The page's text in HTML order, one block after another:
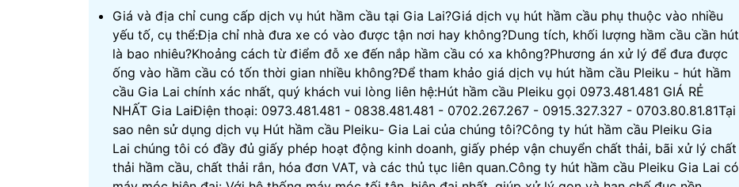
Giá và địa chỉ cung cấp dịch vụ hút hầm cầu tại Gia Lai?Giá dịch vụ hút hầm cầu phụ thuộc vào nhiều
yếu tố, cụ thể:Địa chỉ nhà đưa xe có vào được tận nơi hay không?Dung tích, khối lượng hầm cầu cần hút
là bao nhiêu?Khoảng cách từ điểm đỗ xe đến nắp hầm cầu có xa không?Phương án xử lý để đưa được
ống vào hầm cầu có tốn thời gian nhiều không?Để tham khảo giá dịch vụ hút hầm cầu Pleiku - hút hầm
cầu Gia Lai chính xác nhất, quý khách vui lòng liên hệ:Hút hầm cầu Pleiku gọi 0973.481.481 GIÁ RẺ
NHẤT Gia LaiĐiện thoại: 0973.481.481 - 0838.481.481 - 0702.267.267 - 0915.327.327 - 0703.80.81.81Tại
sao nên sử dụng dịch vụ Hút hầm cầu Pleiku- Gia Lai của chúng tôi?Công ty hút hầm cầu Pleiku Gia
Lai chúng tôi có đầy đủ giấy phép hoạt động kinh doanh, giấy phép vận chuyển chất thải, bãi xử lý chất
thải hầm cầu, chất thải rắn, hóa đơn VAT, và các thủ tục liên quan.Công ty hút hầm cầu Pleiku Gia Lai có